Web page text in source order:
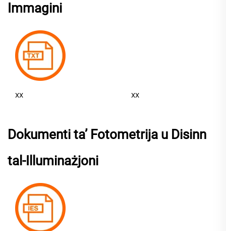
Immagini
XX XX
Dokumenti ta’ Fotometrija u Disinn
tal-Illuminażjoni